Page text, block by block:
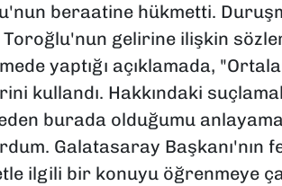
beraatine hükmetti.
Toroğlu'nun gelirine ilişkin
yaptığı açıklamada,
kullandı. Hakkındaki
burada olduğumu
Galatasaray Başkanı'nın
ilgili bir konuyu öğrenmeye